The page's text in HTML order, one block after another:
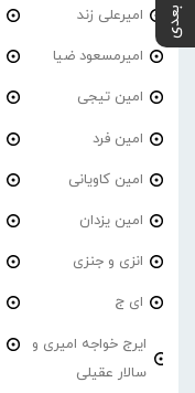
امیرعلی زند
امیرمسعود ضیا
امین تیجی
امین فرد
امین کاویانی
امین یزدان
انزی و جنزی
ای ج
ایرج خواجه امیری و
سالار عقیلی